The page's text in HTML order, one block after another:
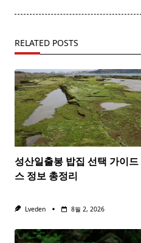
RELATED POSTS
성산일출봉 밥집 선택 가이
스 정보 총정리
Lveden 8월 2, 2026